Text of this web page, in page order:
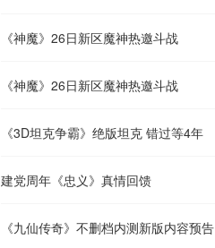
《神魔》26日新区魔神热邀斗战
《神魔》26日新区魔神热邀斗战
《3D坦克争霸》绝版坦克 错过等4年
建党周年《忠义》真情回馈
《九仙传奇》不删档内测新版内容预告